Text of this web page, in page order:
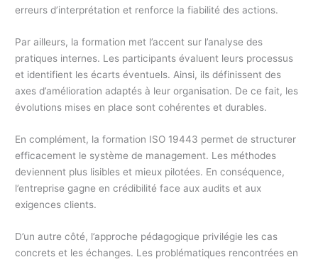
erreurs d’interprétation et renforce la fiabilité des actions.
Par ailleurs, la formation met l’accent sur l’analyse des
pratiques internes. Les participants évaluent leurs processus
et identifient les écarts éventuels. Ainsi, ils définissent des
axes d’amélioration adaptés à leur organisation. De ce fait, les
évolutions mises en place sont cohérentes et durables.
En complément, la formation ISO 19443 permet de structurer
efficacement le système de management. Les méthodes
deviennent plus lisibles et mieux pilotées. En conséquence,
l’entreprise gagne en crédibilité face aux audits et aux
exigences clients.
D’un autre côté, l’approche pédagogique privilégie les cas
concrets et les échanges. Les problématiques rencontrées en